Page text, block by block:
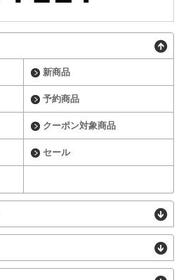
新商品
予約商品
クーポン対象商品
セール